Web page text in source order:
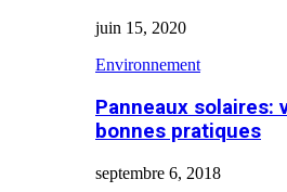
juin 15, 2020
Environnement
Panneaux solaires:
bonnes pratiques
septembre 6, 2018